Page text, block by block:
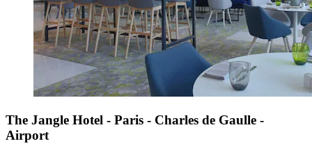
The Jangle Hotel - Paris - Charles de Gaulle -
Airport